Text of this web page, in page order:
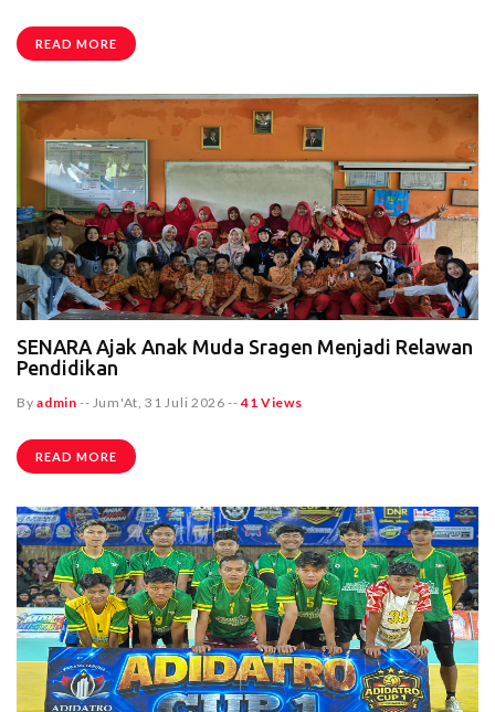
READ MORE
SENARA Ajak Anak Muda Sragen Menjadi Relawan
Pendidikan
Byadmin -- Jum'At, 31 Juli 2026 --41 Views
READ MORE